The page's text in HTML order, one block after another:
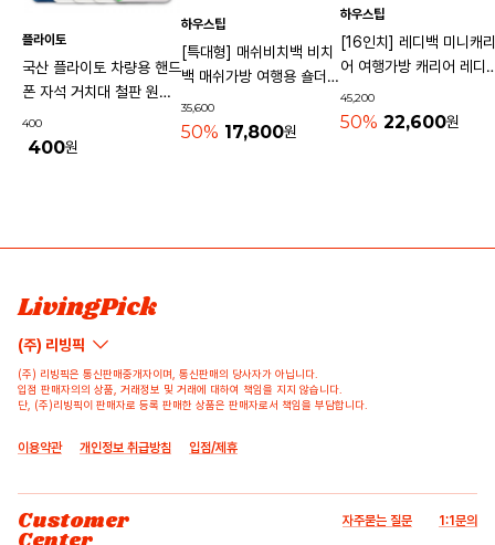
플라이토
국산 플라이토 차량용 핸드
폰 자석 거치대 철판 원형
사각 40mm
400
400원
하우스팁
[특대형] 매쉬비치백 비치
백 매쉬가방 여행용 숄더백
물놀이가방 수영가방 물빠
지는가방
35,600
50% 17,800원
하우스팁
[16인치] 레디백 미니캐리
어 여행가방 캐리어 레디
기내용가방
45,200
50% 22,600원
LivingPick
(주) 리빙픽
(주) 리빙픽은 통신판매중개자이며, 통신판매의 당사자가 아닙니다.
입점 판매자의의 상품, 거래정보 및 거래에 대하여 책임을 지지 않습니다.
단, (주)리빙픽이 판매자로 등록 판매한 상품은 판매자로서 책임을 부담합니다.
이용약관 개인정보 취급방침 입점/제휴
Customer 자주묻는 질문 1:1문의